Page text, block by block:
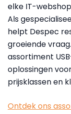
elke IT-
Als
helpt Despec
groeiende
assortiment
oplossingen
prijsklassen en
Ontdek ons